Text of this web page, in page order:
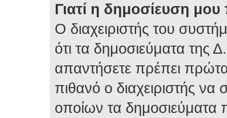
Γιατί η δημοσίευση μου
Ο διαχειριστής του
ότι τα δημοσιεύματα της
απαντήσετε πρέπει πρώτα
πιθανό ο διαχειριστής
οποίων τα δημοσιεύματα